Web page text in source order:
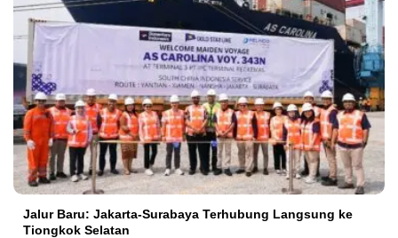
Jalur Baru: Jakarta-Surabaya Terhubung Langsung ke
Tiongkok Selatan